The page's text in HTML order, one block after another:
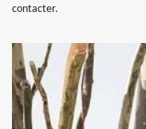
contacter.